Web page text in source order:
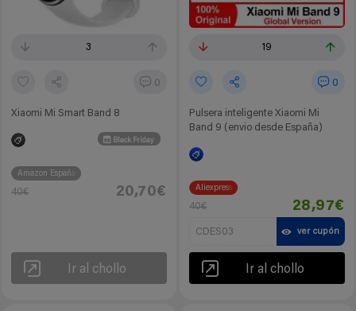
3
0
Xiaomi Mi Smart Band 8
Black Friday
Amazon España
40€ 20,70€
Ir al chollo
19
0
Pulsera inteligente Xiaomi Mi
Band 9 (envio desde España)
Aliexpress
40€ 28,97€
CDES03 ver cupón
Ir al chollo